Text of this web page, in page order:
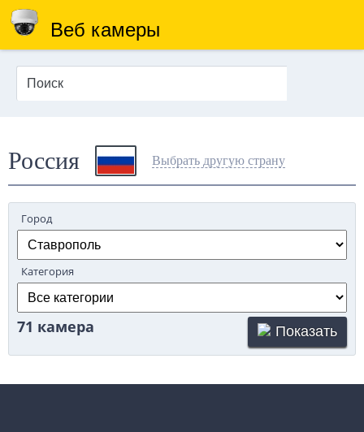
Веб камеры
Россия Выбрать другую страну
Город
Категория
71 камера Показать